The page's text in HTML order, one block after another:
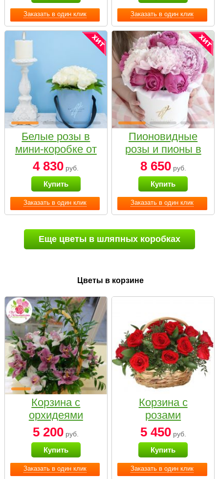
Заказать в один клик Заказать в один клик
Заказать в один клик
Белые розы в
мини-коробке от
Bella Fiori
4 830 руб.
Купить
Заказать в один клик
Пионовидные
розы и пионы в
белой коробке
Small
8 650руб.
Купить
Еще цветы в шляпных коробках
Цветы в корзине
Заказать в один клик
Корзина с
орхидеями
малая
5 200 руб.
Купить
Заказать в один клик
Корзина с
розами
«Красный
Париж»
5 450руб.
Купить